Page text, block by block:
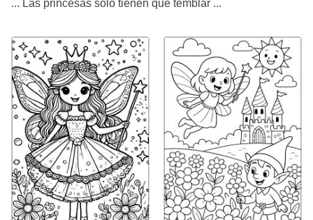
... Las princesas sólo tienen que temblar ...